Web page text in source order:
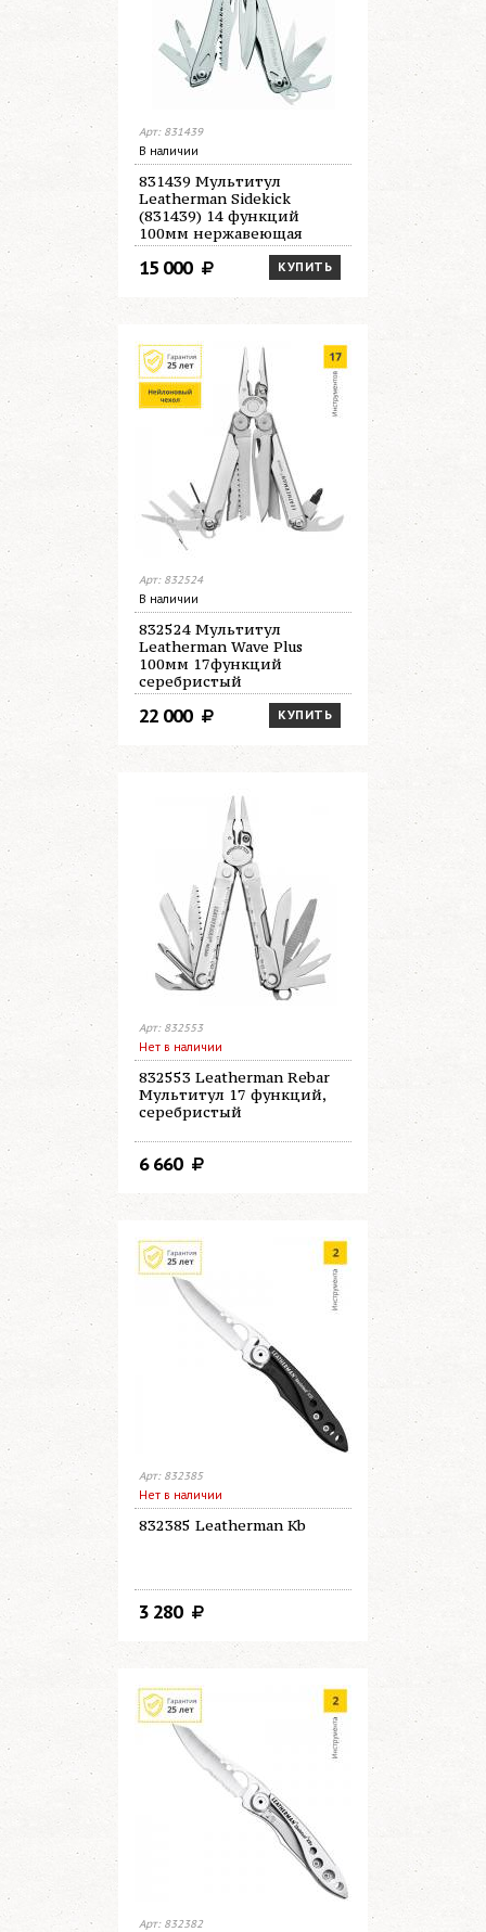
Арт: 831439
В наличии
831439 Мультитул
Leatherman Sidekick
(831439) 14 функций
100мм нержавеющая
сталь
КУПИТЬ
15 000
Арт: 832524
В наличии
832524 Мультитул
Leatherman Wave Plus
100мм 17функций
серебристый
КУПИТЬ
22 000
Арт: 832553
Нет в наличии
832553 Leatherman Rebar
Мультитул 17 функций,
серебристый
6 660
Арт: 832385
Нет в наличии
832385 Leatherman Kb
3 280
Арт: 832382